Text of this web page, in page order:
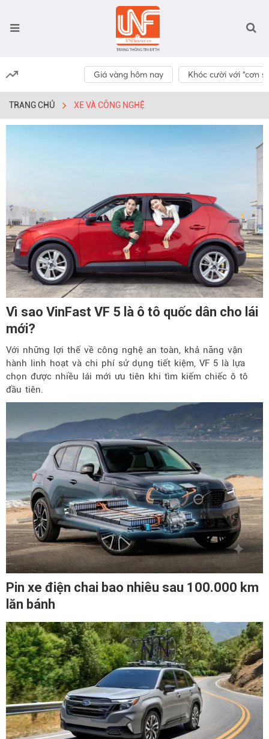
Giá vàng hôm nay Khóc cười với “cơn
TRANG CHỦ XE VÀ CÔNG NGHỆ
Vì sao VinFast VF 5 là ô tô quốc dân cho lái
mới?
Với những lợi thế về công nghệ an toàn, khả năng vận
hành linh hoạt và chi phí sử dụng tiết kiệm, VF 5 là lựa
chọn được nhiều lái mới ưu tiên khi tìm kiếm chiếc ô tô
đầu tiên.
Pin xe điện chai bao nhiêu sau 100.000 km
lăn bánh